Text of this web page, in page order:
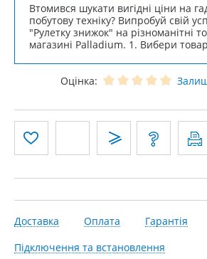
Втомився шукати вигідні ціни на
побутову техніку? Випробуй свій
"Рулетку знижок" на різноманітні
магазині Palladium. 1. Вибери
Оцінка:
Доставка Оплата
Гарантія
Підключення та встановлення